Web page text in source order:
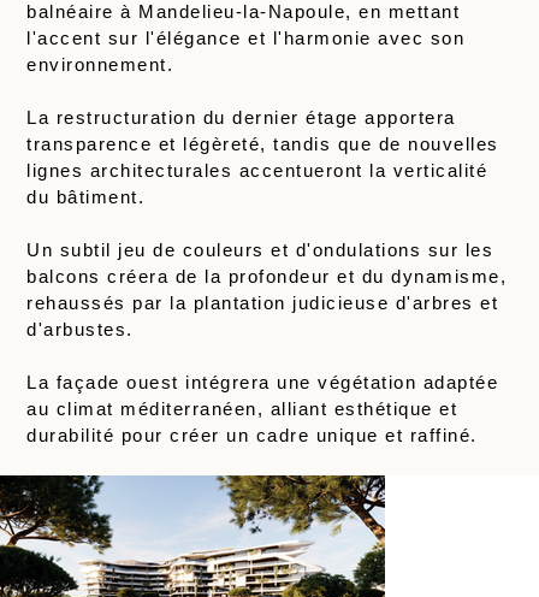
balnéaire à Mandelieu-la-Napoule, en mettant
l'accent sur l'élégance et l'harmonie avec son
environnement.
La restructuration du dernier étage apportera
transparence et légèreté, tandis que de nouvelles
lignes architecturales accentueront la verticalité
du bâtiment.
Un subtil jeu de couleurs et d'ondulations sur les
balcons créera de la profondeur et du dynamisme,
rehaussés par la plantation judicieuse d'arbres et
d'arbustes.
La façade ouest intégrera une végétation adaptée
au climat méditerranéen, alliant esthétique et
durabilité pour créer un cadre unique et raffiné.